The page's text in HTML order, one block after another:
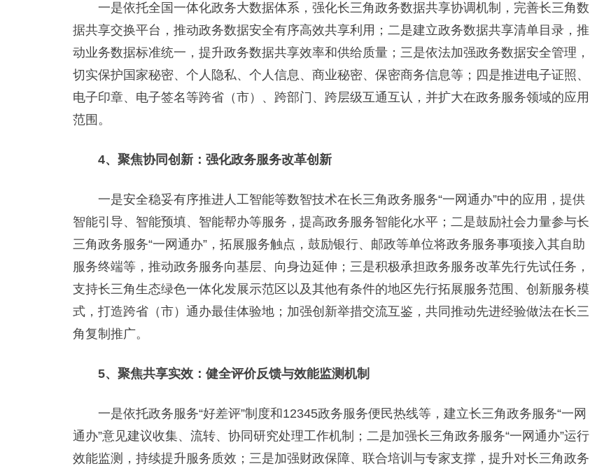
一是依托全国一体化政务大数据体系，强化长三角政务数据共享协调机制，完善长三角数
据共享交换平台，推动政务数据安全有序高效共享利用；二是建立政务数据共享清单目录，推
动业务数据标准统一，提升政务数据共享效率和供给质量；三是依法加强政务数据安全管理，
切实保护国家秘密、个人隐私、个人信息、商业秘密、保密商务信息等；四是推进电子证照、
电子印章、电子签名等跨省（市）、跨部门、跨层级互通互认，并扩大在政务服务领域的应用
范围。
4、聚焦协同创新：强化政务服务改革创新
一是安全稳妥有序推进人工智能等数智技术在长三角政务服务“一网通办”中的应用，提供
智能引导、智能预填、智能帮办等服务，提高政务服务智能化水平；二是鼓励社会力量参与长
三角政务服务“一网通办”，拓展服务触点，鼓励银行、邮政等单位将政务服务事项接入其自助
服务终端等，推动政务服务向基层、向身边延伸；三是积极承担政务服务改革先行先试任务，
支持长三角生态绿色一体化发展示范区以及其他有条件的地区先行拓展服务范围、创新服务模
式，打造跨省（市）通办最佳体验地；加强创新举措交流互鉴，共同推动先进经验做法在长三
角复制推广。
5、聚焦共享实效：健全评价反馈与效能监测机制
一是依托政务服务“好差评”制度和12345政务服务便民热线等，建立长三角政务服务“一网
通办”意见建议收集、流转、协同研究处理工作机制；二是加强长三角政务服务“一网通办”运行
效能监测，持续提升服务质效；三是加强财政保障、联合培训与专家支撑，提升对长三角政务